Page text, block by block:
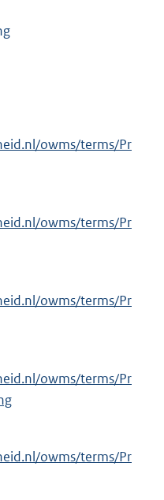
owms/terms/Pr
owms/terms/Pr
owms/terms/Pr
owms/terms/Pr
owms/terms/Pr